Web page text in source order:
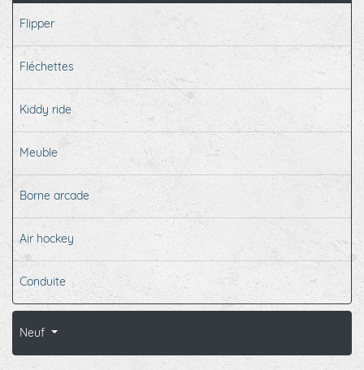
Flipper
Fléchettes
Kiddy ride
Meuble
Borne arcade
Air hockey
Conduite
Neuf